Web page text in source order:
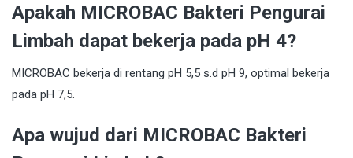
Apakah MICROBAC Bakteri Pengurai
Limbah dapat bekerja pada pH 4?
MICROBAC bekerja di rentang pH 5,5 s.d pH 9, optimal bekerja
pada pH 7,5.
Apa wujud dari MICROBAC Bakteri